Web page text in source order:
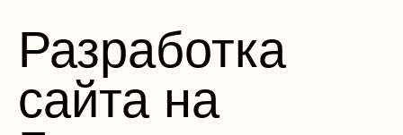
Разработка
сайта на